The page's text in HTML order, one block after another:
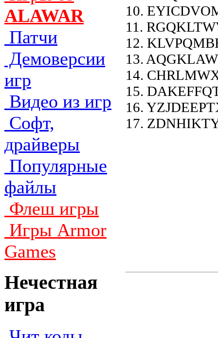
ALAWAR
Патчи
Демоверсии
игр
Видео из игр
Софт,
драйверы
Популярные
файлы
Флеш игры
Игры Armor
Games
Нечестная
игра
10.
11.
12.
13.
14.
15.
16.
17.